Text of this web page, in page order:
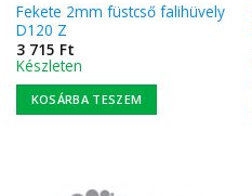
Fekete 2mm füstcső falihüvely
D120 Z
3 715 Ft
Készleten
KOSÁRBA TESZEM